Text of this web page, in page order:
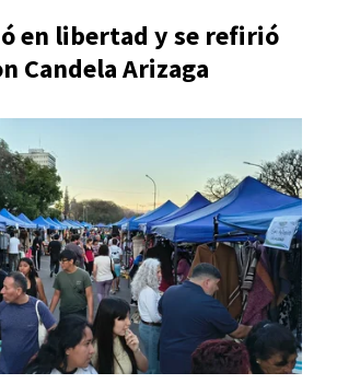
en libertad y se refirió
Candela Arizaga